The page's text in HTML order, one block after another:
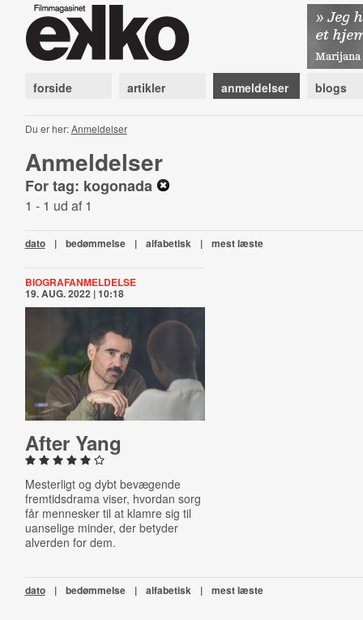
forside artikler anmeldelser blogs
Du er her:Anmeldelser
Anmeldelser
For tag: kogonada
1 - 1 ud af 1
dato | bedømmelse | alfabetisk | mest læste
BIOGRAFANMELDELSE
19. AUG. 2022 | 10:18
After Yang
Mesterligt og dybt bevægende
fremtidsdrama viser, hvordan sorg
får mennesker til at klamre sig til
uanselige minder, der betyder
alverden for dem.
dato | bedømmelse | alfabetisk | mest læste